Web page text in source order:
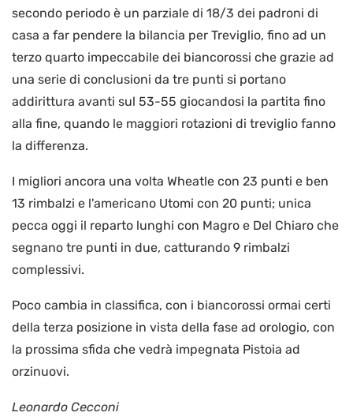
secondo periodo è un parziale di 18/3 dei padroni di
casa a far pendere la bilancia per Treviglio, fino ad un
terzo quarto impeccabile dei biancorossi che grazie ad
una serie di conclusioni da tre punti si portano
addirittura avanti sul 53-55 giocandosi la partita fino
alla fine, quando le maggiori rotazioni di treviglio fanno
la differenza.
I migliori ancora una volta Wheatle con 23 punti e ben
13 rimbalzi e l'americano Utomi con 20 punti; unica
pecca oggi il reparto lunghi con Magro e Del Chiaro che
segnano tre punti in due, catturando 9 rimbalzi
complessivi.
Poco cambia in classifica, con i biancorossi ormai certi
della terza posizione in vista della fase ad orologio, con
la prossima sfida che vedrà impegnata Pistoia ad
orzinuovi.
Leonardo Cecconi